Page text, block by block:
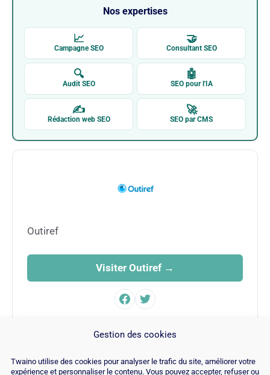
Gestion des cookies
Twaino utilise des cookies pour analyser le trafic du site, améliorer votre
expérience et personnaliser le contenu. Vous pouvez accepter, refuser ou
Nos expertises
📈
Campagne SEO
🤝
Consultant SEO
🔍
Audit SEO
🤖
SEO pour l'IA
✍
Rédaction web SEO
🚀
SEO par CMS
Outiref
Visiter Outiref →